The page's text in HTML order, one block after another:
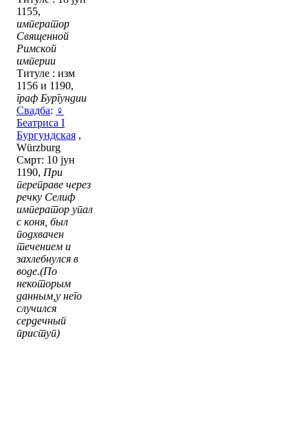
1155,
император
Священной
Римской
империи
Титуле : изм
1156 и 1190,
граф Бургундии
Свадба: ♀
Беатриса I
Бургундская ,
Würzburg
Смрт: 10 јун
1190, При
переправе через
речку Селиф
император упал
с коня, был
подхвачен
течением и
захлебнулся в
воде.(По
некоторым
данным,у него
случился
сердечный
приступ)